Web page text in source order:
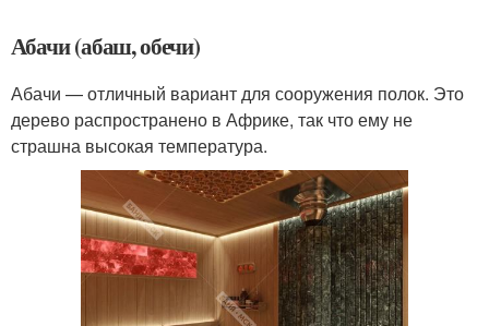
Абачи (абаш, обечи)
Абачи — отличный вариант для сооружения полок. Это
дерево распространено в Африке, так что ему не
страшна высокая температура.